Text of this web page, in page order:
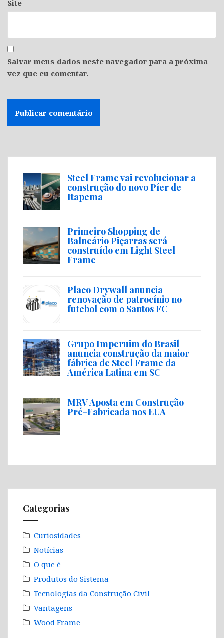
Site
Salvar meus dados neste navegador para a próxima
vez que eu comentar.
Steel Frame vai revolucionar a
construção do novo Píer de
Itapema
Primeiro Shopping de
Balneário Piçarras será
construído em Light Steel
Frame
Placo Drywall anuncia
renovação de patrocínio no
futebol com o Santos FC
Grupo Imperuim do Brasil
anuncia construção da maior
fábrica de Steel Frame da
América Latina em SC
MRV Aposta em Construção
Pré-Fabricada nos EUA
Categorias
Curiosidades
Notícias
O que é
Produtos do Sistema
Tecnologias da Construção Civil
Vantagens
Wood Frame